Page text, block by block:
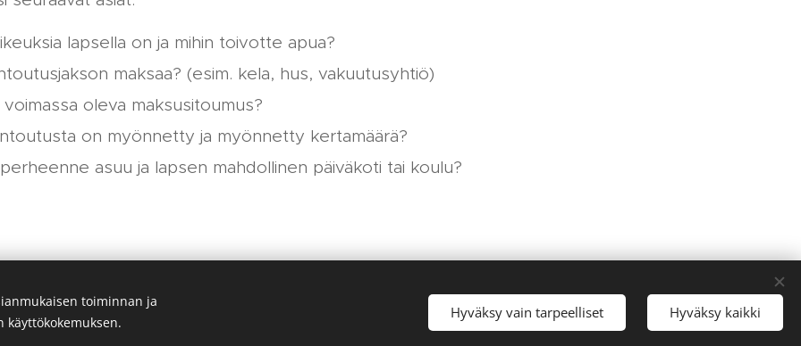
lapsella on ja mihin toivotte apua?
maksaa? (esim. kela, hus, vakuutusyhtiö)
oleva maksusitoumus?
on myönnetty ja myönnetty kertamäärä?
asuu ja lapsen mahdollinen päiväkoti tai koulu?
Helsinki Evästeet
toiminnan ja
Hyväksy vain tarpeelliset Hyväksy kaikki